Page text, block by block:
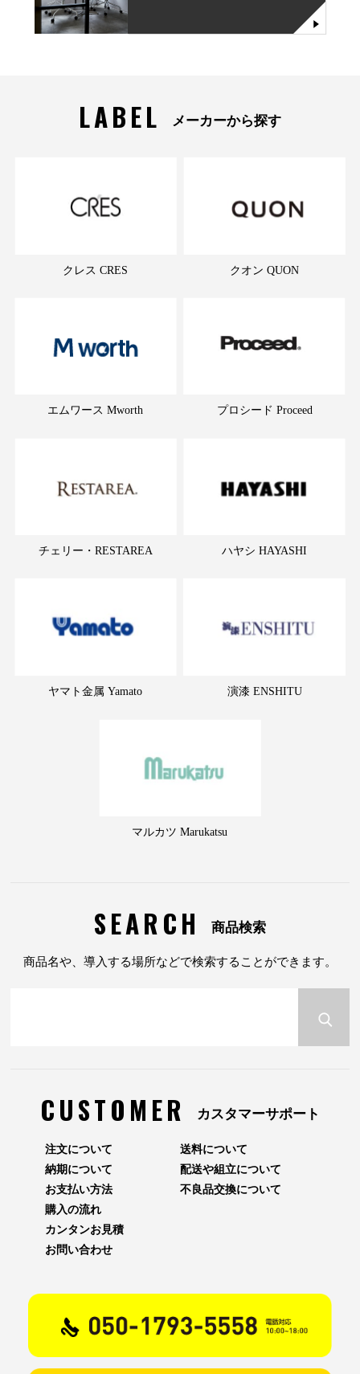
LABEL メーカーから探す
クレス CRES クオン QUON
エムワース Mworth プロシード Proceed
チェリー・RESTAREA ハヤシ HAYASHI
ヤマト金属 Yamato 演漆 ENSHITU
マルカツ Marukatsu
SEARCH 商品検索
商品名や、導入する場所などで検索することができます。
CUSTOMER カスタマーサポート
注文について
納期について
お支払い方法
送料について
配送や組立について
不良品交換について
購入の流れ
カンタンお見積
お問い合わせ